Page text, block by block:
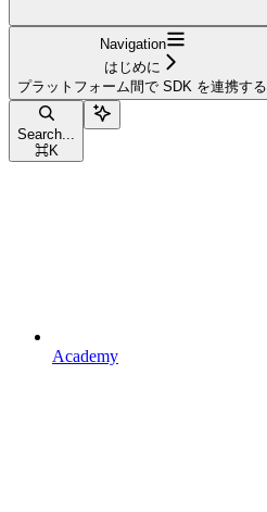
Navigation
はじめに
プラットフォーム間で SDK を連携する
Search...
⌘K
Academy